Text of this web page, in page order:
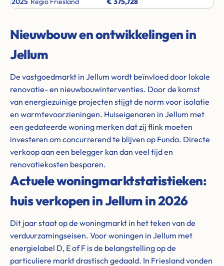
Nieuwbouw en ontwikkelingen in
Jellum
De vastgoedmarkt in Jellum wordt beïnvloed door lokale
renovatie- en nieuwbouwinterventies. Door de komst
van energiezuinige projecten stijgt de norm voor isolatie
en warmtevoorzieningen. Huiseigenaren in Jellum met
een gedateerde woning merken dat zij flink moeten
investeren om concurrerend te blijven op Funda. Directe
verkoop aan een belegger kan dan veel tijd en
renovatiekosten besparen.
Actuele woningmarktstatistieken:
huis verkopen in Jellum in 2026
Dit jaar staat op de woningmarkt in het teken van de
verduurzamingseisen. Voor woningen in Jellum met
energielabel D, E of F is de belangstelling op de
particuliere markt drastisch gedaald. In Friesland vonden